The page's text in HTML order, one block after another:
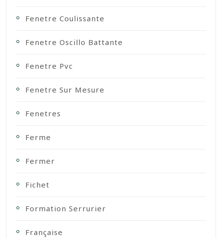
Fenetre Coulissante
Fenetre Oscillo Battante
Fenetre Pvc
Fenetre Sur Mesure
Fenetres
Ferme
Fermer
Fichet
Formation Serrurier
Française